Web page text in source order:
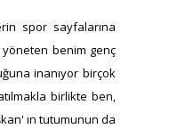
sayfalarına
yöneten benim genç
inanıyor birçok
birlikte ben,
ın tutumunun da